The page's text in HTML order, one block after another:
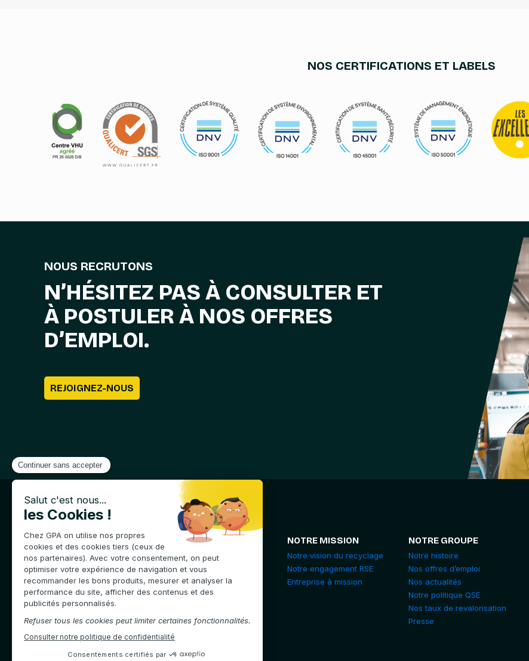
NOS CERTIFICATIONS ET LABELS
NOUS RECRUTONS
N’HÉSITEZ PAS À CONSULTER ET
À POSTULER À NOS OFFRES
D’EMPLOI.
REJOIGNEZ-NOUS
Téléphone :04 75 61 76 46
Adresse :RN7 – 26250 Livron-sur-Drôme
NOTRE MISSION
Notre vision du recyclage
Notre engagement RSE
Entreprise à mission
NOTRE GROUPE
Notre histoire
Nos offres d’emploi
Nos actualités
Notre politique QSE
Nos taux de revalorisation
Presse